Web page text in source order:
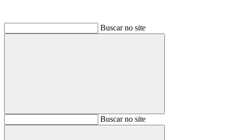
Buscar no site
BuscarBuscar no site